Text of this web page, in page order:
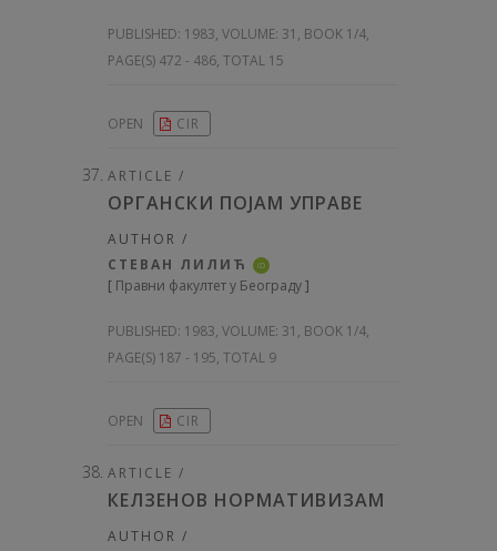
PUBLISHED: 1983, VOLUME: 31 , BOOK 1/4,
PAGE(S) 472 - 486, TOTAL 15
OPEN CIR
ARTICLE /
ОРГАНСКИ ПОЈАМ УПРАВЕ
AUTHOR /
СТЕВАН ЛИЛИЋ
iD
[ Правни факултет у Београду]
PUBLISHED: 1983, VOLUME: 31 , BOOK 1/4,
PAGE(S) 187 - 195, TOTAL 9
OPEN CIR
ARTICLE /
КЕЛЗЕНОВ НОРМАТИВИЗАМ
AUTHOR /